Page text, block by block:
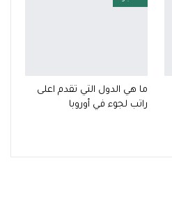
ما هي الدول التي تقدم اعلى
راتب لجوء في أوروبا